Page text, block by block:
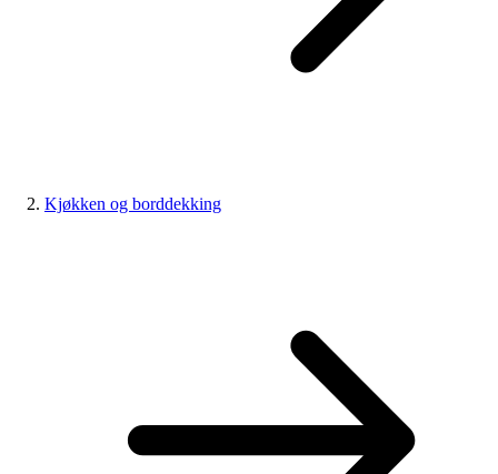
Kjøkken og borddekking